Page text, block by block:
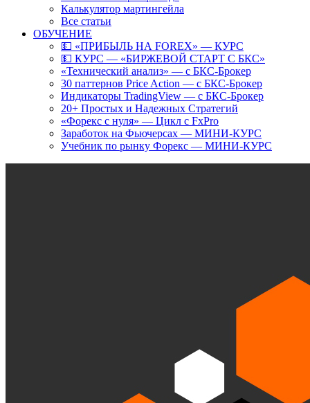
Калькулятор мартингейла
Все статьи
ОБУЧЕНИЕ
💵 «ПРИБЫЛЬ НА FOREX» — КУРС
💵 КУРС — «БИРЖЕВОЙ СТАРТ С БКС»
«Технический анализ» — с БКС-Брокер
30 паттернов Price Action — с БКС-Брокер
Индикаторы TradingView — с БКС-Брокер
20+ Простых и Надежных Стратегий
«Форекс с нуля» — Цикл с FxPro
Заработок на Фьючерсах — МИНИ-КУРС
Учебник по рынку Форекс — МИНИ-КУРС